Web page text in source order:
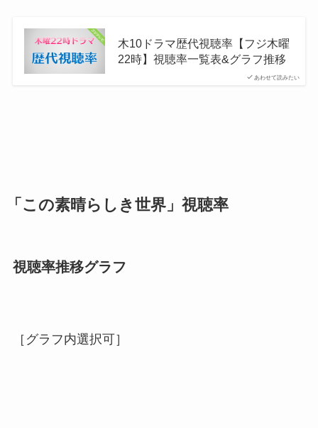
あわせて読みたい
木10ドラマ歴代視聴率【フジ木曜
22時】視聴率一覧表&グラフ推移
「この素晴らしき世界」視聴率
視聴率推移グラフ
［グラフ内選択可］